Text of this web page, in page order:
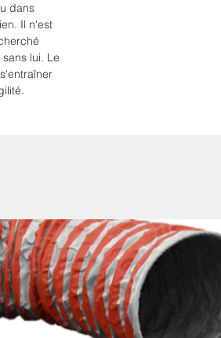
dans
Il n'est
lui. Le